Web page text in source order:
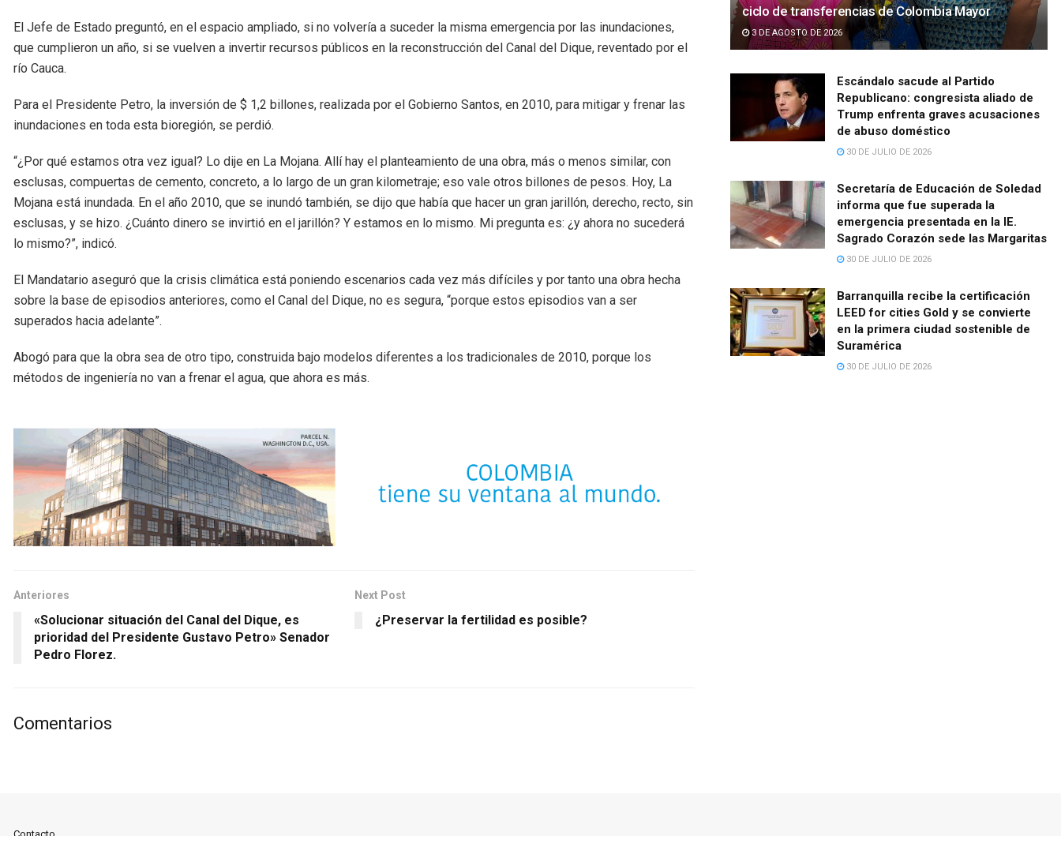
El Jefe de Estado preguntó, en el espacio ampliado, si no volvería a suceder la misma emergencia por las inundaciones,
que cumplieron un año, si se vuelven a invertir recursos públicos en la reconstrucción del Canal del Dique, reventado por el
río Cauca.
Para el Presidente Petro, la inversión de $ 1,2 billones, realizada por el Gobierno Santos, en 2010, para mitigar y frenar las
inundaciones en toda esta bioregión, se perdió.
“¿Por qué estamos otra vez igual? Lo dije en La Mojana. Allí hay el planteamiento de una obra, más o menos similar, con
esclusas, compuertas de cemento, concreto, a lo largo de un gran kilometraje; eso vale otros billones de pesos. Hoy, La
Mojana está inundada. En el año 2010, que se inundó también, se dijo que había que hacer un gran jarillón, derecho, recto, sin
esclusas, y se hizo. ¿Cuánto dinero se invirtió en el jarillón? Y estamos en lo mismo. Mi pregunta es: ¿y ahora no sucederá
lo mismo?”, indicó.
El Mandatario aseguró que la crisis climática está poniendo escenarios cada vez más difíciles y por tanto una obra hecha
sobre la base de episodios anteriores, como el Canal del Dique, no es segura, “porque estos episodios van a ser
superados hacia adelante”.
Abogó para que la obra sea de otro tipo, construida bajo modelos diferentes a los tradicionales de 2010, porque los
métodos de ingeniería no van a frenar el agua, que ahora es más.
Anteriores
«Solucionar situación del Canal del Dique, es
prioridad del Presidente Gustavo Petro» Senador
Pedro Florez.
Next Post
¿Preservar la fertilidad es posible?
Comentarios
ciclo de transferencias de Colombia Mayor
3 DE AGOSTO DE 2026
Escándalo sacude al Partido
Republicano: congresista aliado de
Trump enfrenta graves acusaciones
de abuso doméstico
30 DE JULIO DE 2026
Secretaría de Educación de Soledad
informa que fue superada la
emergencia presentada en la IE.
Sagrado Corazón sede las Margaritas
30 DE JULIO DE 2026
Barranquilla recibe la certificación
LEED for cities Gold y se convierte
en la primera ciudad sostenible de
Suramérica
30 DE JULIO DE 2026
Contacto